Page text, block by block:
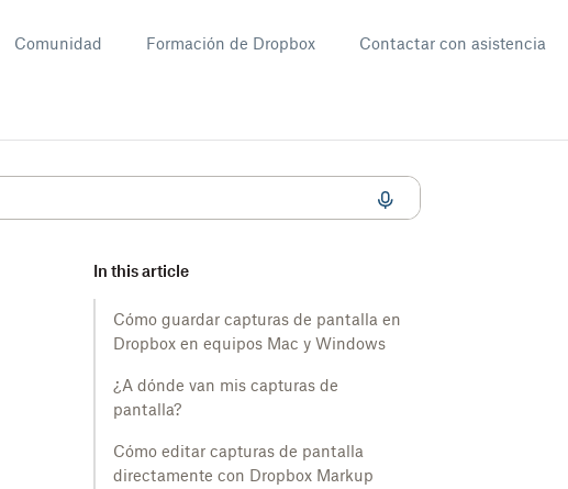
Comunidad Formación de Dropbox Contactar con asistencia
In this article
Cómo guardar capturas de pantalla en
Dropbox en equipos Mac y Windows
¿A dónde van mis capturas de
pantalla?
Cómo editar capturas de pantalla
directamente con Dropbox Markup